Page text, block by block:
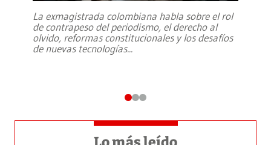
La exmagistrada colombiana habla sobre el rol
de contrapeso del periodismo, el derecho al
olvido, reformas constitucionales y los desafíos
de nuevas tecnologías...